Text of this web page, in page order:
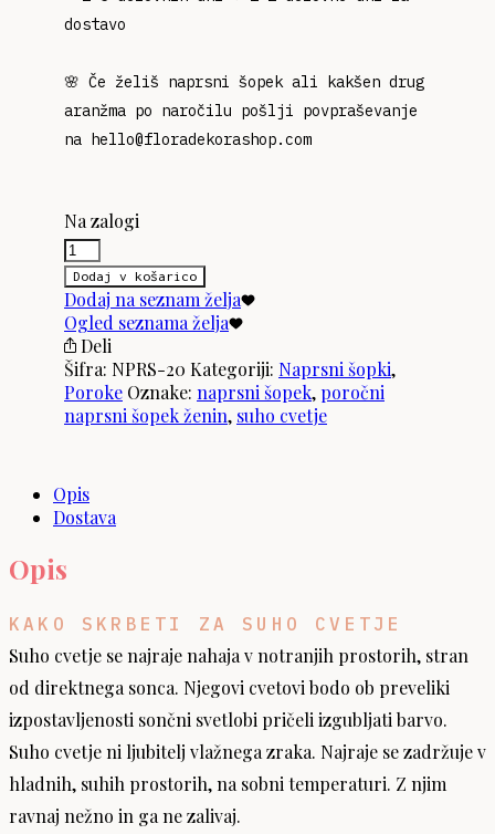
dostavo
🌸 Če želiš naprsni šopek ali kakšen drug
aranžma po naročilu pošlji povpraševanje
na hello@floradekorashop.com
Na zalogi
Naprsni
šopek
-
Rainbow
količina
Dodaj v košarico
Dodaj na seznam želja
Ogled seznama želja
Deli
Šifra: NPRS-20 Kategoriji: Naprsni šopki,
Poroke Oznake: naprsni šopek, poročni
naprsni šopek ženin, suho cvetje
Opis
Dostava
Opis
KAKO SKRBETI ZA SUHO CVETJE
Suho cvetje se najraje nahaja v notranjih prostorih, stran
od direktnega sonca. Njegovi cvetovi bodo ob preveliki
izpostavljenosti sončni svetlobi pričeli izgubljati barvo.
Suho cvetje ni ljubitelj vlažnega zraka. Najraje se zadržuje v
hladnih, suhih prostorih, na sobni temperaturi. Z njim
ravnaj nežno in ga ne zalivaj.